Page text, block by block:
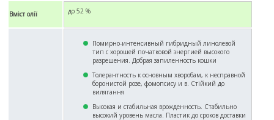
Вміст олії до 52 %
Помирно-интенсивный гибридный линолевой
тип с хорошей початковой энергией высокого
разрешения. Добрая запиленность кошки
Толерантность к основным хворобам, к несправной
боронистой розе, фомопсису и в. Стійкий до
вилягання
Высокая и стабильная врожденность. Стабильно
высокий уровень масла. Пластик до сроков доставки